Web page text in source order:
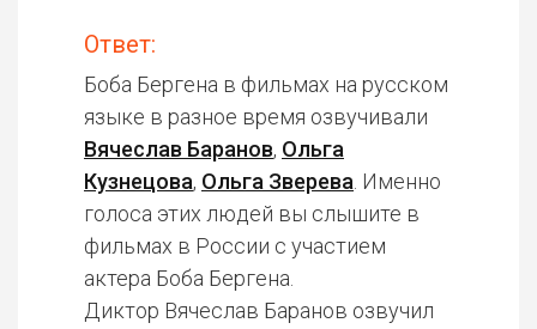
Ответ:
Боба Бергена в фильмах на русском
языке в разное время озвучивали
Вячеслав Баранов, Ольга
Кузнецова, Ольга Зверева . Именно
голоса этих людей вы слышите в
фильмах в России с участием
актера Боба Бергена.
Диктор Вячеслав Баранов озвучил